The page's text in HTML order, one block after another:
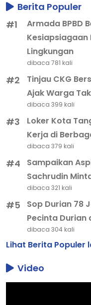
Berita Populer
#1
Armada BPBD
Kesiapsiagaan
Lingkungan
dibaca 781 kali
#2
Tinjau CKG
Ajak Warga
dibaca 399 kali
#3
Loker Kota
Kerja di
dibaca 379 kali
#4
Sampaikan
Sachrudin
dibaca 321 kali
#5
Sop Durian 78
Pecinta Durian
dibaca 304 kali
Lihat Berita Populer
Video